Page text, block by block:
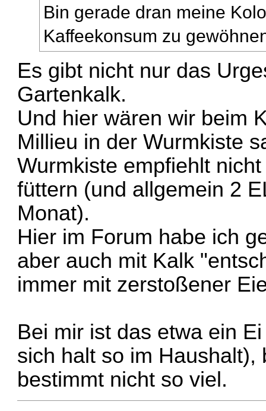
Bin gerade dran meine
Kaffeekonsum zu
Es gibt nicht nur das
Gartenkalk.
Und hier wären wir beim
Millieu in der Wurmkiste
Wurmkiste empfiehlt
füttern (und allgemein 2
Monat).
Hier im Forum habe ich
aber auch mit Kalk
immer mit zerstoßener
Bei mir ist das etwa ein
sich halt so im
bestimmt nicht so viel.